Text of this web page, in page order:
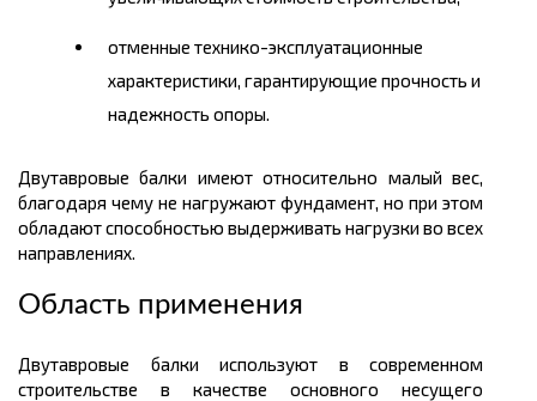
отменные технико-эксплуатационные
характеристики, гарантирующие прочность и
надежность опоры.
Двутавровые балки имеют относительно малый вес,
благодаря чему не нагружают фундамент, но при этом
обладают способностью выдерживать нагрузки во всех
направлениях.
Область применения
Двутавровые балки используют в современном
строительстве в качестве основного несущего